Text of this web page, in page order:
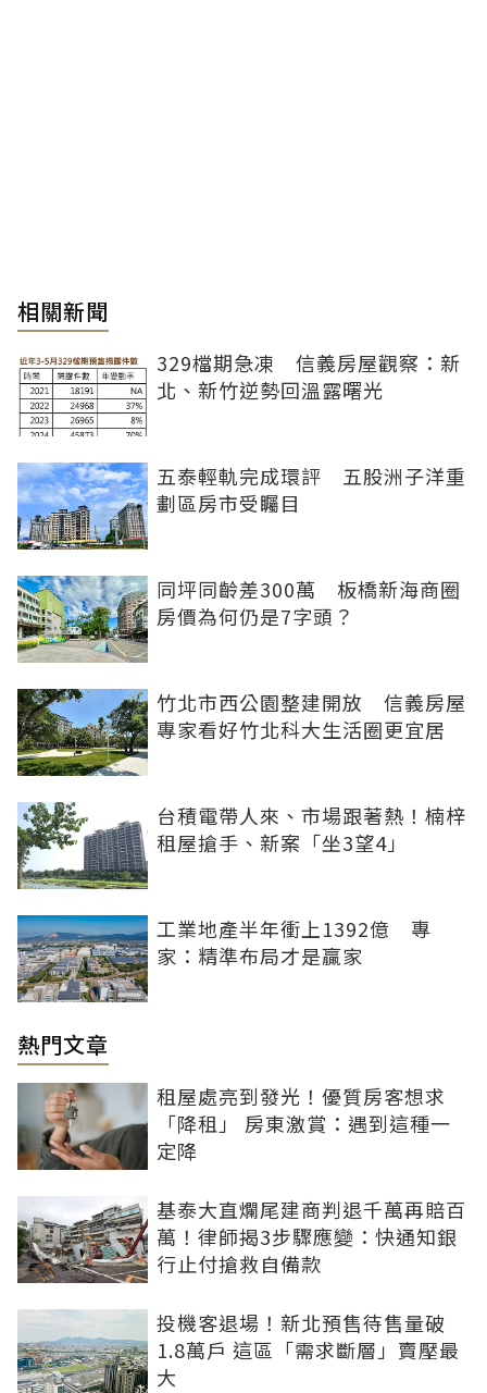
相關新聞
329檔期急凍 信義房屋觀察：新
北、新竹逆勢回溫露曙光
五泰輕軌完成環評 五股洲子洋重
劃區房市受矚目
同坪同齡差300萬 板橋新海商圈
房價為何仍是7字頭？
竹北市西公園整建開放 信義房屋
專家看好竹北科大生活圈更宜居
台積電帶人來、市場跟著熱！楠梓
租屋搶手、新案「坐3望4」
工業地產半年衝上1392億 專
家：精準布局才是贏家
熱門文章
租屋處亮到發光！優質房客想求
「降租」 房東激賞：遇到這種一
定降
基泰大直爛尾建商判退千萬再賠百
萬！律師揭3步驟應變：快通知銀
行止付搶救自備款
投機客退場！新北預售待售量破
1.8萬戶 這區「需求斷層」賣壓最
大